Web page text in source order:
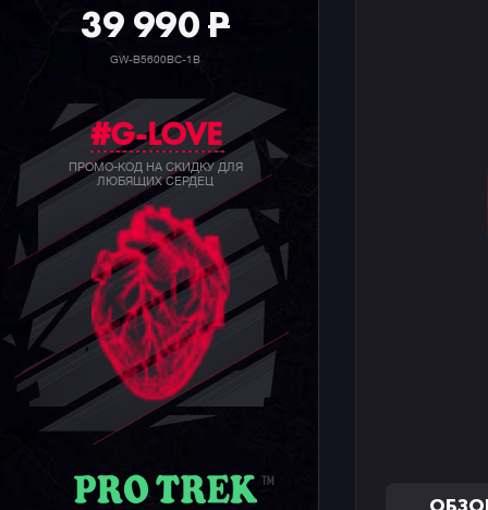
39 990P
GW-B5600BC-1B
#G-LOVE
ПРОМО-КОД НА СКИДКУ ДЛЯ
ЛЮБЯЩИХ СЕРДЕЦ